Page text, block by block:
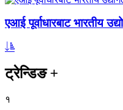
एआई पूर्वाधारबाट भारतीय
ट्रेन्डिङ+
१